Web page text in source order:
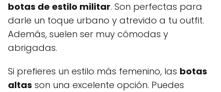
botas de estilo militar. Son perfectas para
darle un toque urbano y atrevido a tu outfit.
Además, suelen ser muy cómodas y
abrigadas.
Si prefieres un estilo más femenino, las botas
altas son una excelente opción. Puedes